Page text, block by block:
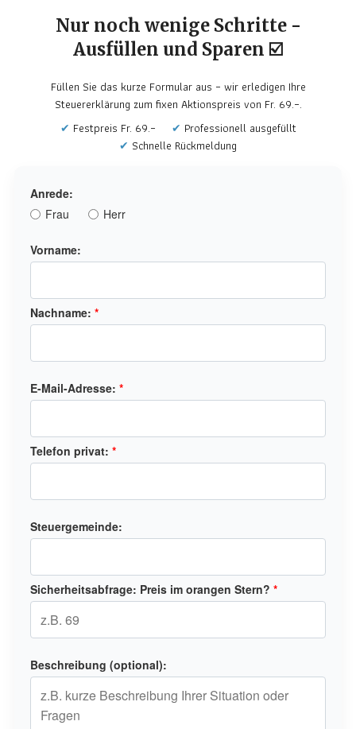
Nur noch wenige Schritte -
Ausfüllen und Sparen ☑️
Füllen Sie das kurze Formular aus – wir erledigen Ihre
Steuererklärung zum fixen Aktionspreis von Fr. 69.–.
Festpreis Fr. 69.–
Professionell ausgefüllt
Schnelle Rückmeldung
Anrede:
Frau
Herr
Vorname:
Nachname: *
E-Mail-Adresse: *
Telefon privat: *
Steuergemeinde:
Sicherheitsabfrage: Preis im orangen Stern? *
Beschreibung (optional):